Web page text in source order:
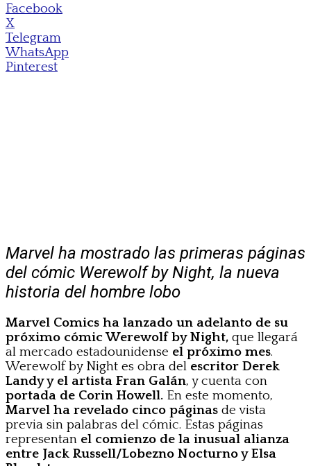
Facebook
X
Telegram
WhatsApp
Pinterest
Marvel ha mostrado las primeras páginas
del cómic Werewolf by Night, la nueva
historia del hombre lobo
Marvel Comics ha lanzado un adelanto de su
próximo cómic Werewolf by Night, que llegará
al mercado estadounidense el próximo mes.
Werewolf by Night es obra del escritor Derek
Landy y el artista Fran Galán, y cuenta con
portada de Corin Howell. En este momento,
Marvel ha revelado cinco páginas de vista
previa sin palabras del cómic. Estas páginas
representan el comienzo de la inusual alianza
entre Jack Russell/Lobezno Nocturno y Elsa